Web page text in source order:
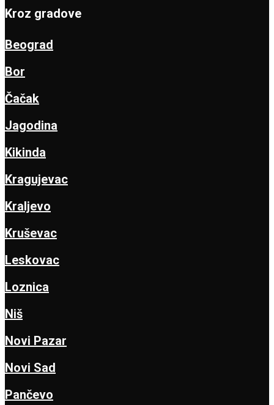
Kroz gradove
Beograd
Bor
Čačak
Jagodina
Kikinda
Kragujevac
Kraljevo
Kruševac
Leskovac
Loznica
Niš
Novi Pazar
Novi Sad
Pančevo